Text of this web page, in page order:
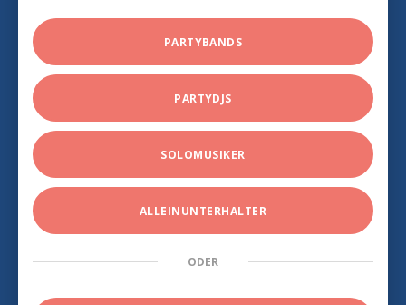
PARTYBANDS
PARTYDJS
SOLOMUSIKER
ALLEINUNTERHALTER
ODER